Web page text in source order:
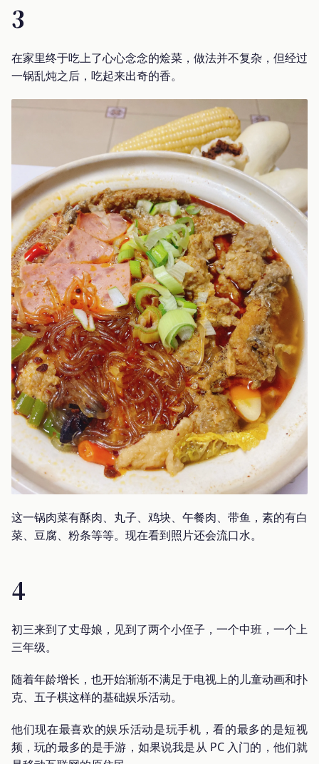
3
在家里终于吃上了心心念念的烩菜，做法并不复杂，但经过
一锅乱炖之后，吃起来出奇的香。
这一锅肉菜有酥肉、丸子、鸡块、午餐肉、带鱼，素的有白
菜、豆腐、粉条等等。现在看到照片还会流口水。
4
初三来到了丈母娘，见到了两个小侄子，一个中班，一个上
三年级。
随着年龄增长，也开始渐渐不满足于电视上的儿童动画和扑
克、五子棋这样的基础娱乐活动。
他们现在最喜欢的娱乐活动是玩手机，看的最多的是短视
频，玩的最多的是手游，如果说我是从 PC 入门的，他们就